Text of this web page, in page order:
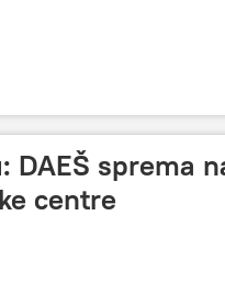
sprema
centre